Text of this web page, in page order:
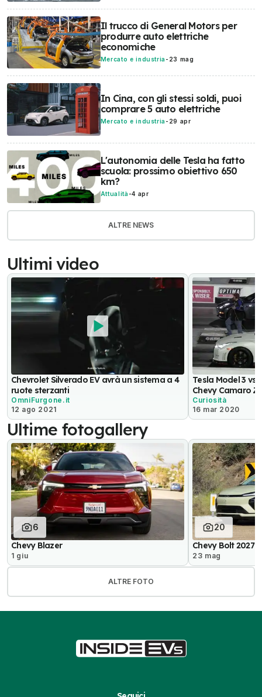
Il trucco di General Motors per
produrre auto elettriche
economiche
Mercato e industria - 23 mag
In Cina, con gli stessi soldi, puoi
comprare 5 auto elettriche
Mercato e industria - 29 apr
L'autonomia delle Tesla ha fatto
scuola: prossimo obiettivo 650
km?
Attualità -4 apr
ALTRE NEWS
Ultimi video
Chevrolet Silverado EV avrà un sistema a 4
ruote sterzanti
OmniFurgone.it
12 ago 2021
Tesla Model 3 vs
Chevy Camaro
Curiosità
16 mar 2020
Ultime fotogallery
6
Chevy Blazer
1 giu
20
Chevy Bolt
23 mag
ALTRE FOTO